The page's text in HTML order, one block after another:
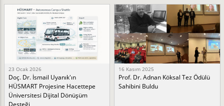
23 Ocak 2026
Doç. Dr. İsmail Uyanık'ın
HÜSMART Projesine Hacettepe
Üniversitesi Dijital Dönüşüm
Desteği
16 Kasım 2025
Prof. Dr. Adnan Köksal Tez Ödülü
Sahibini Buldu